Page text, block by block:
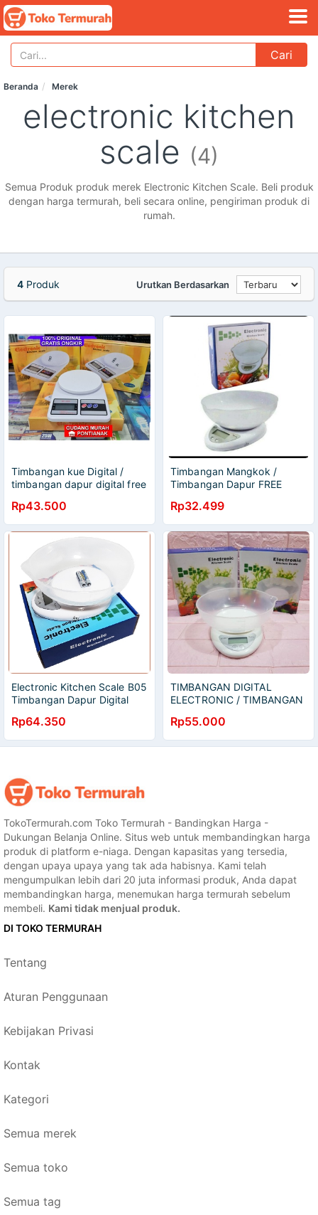
Cari
Beranda Merek
electronic kitchen
scale (4)
Semua Produk produk merek Electronic Kitchen Scale. Beli produk
dengan harga termurah, beli secara online, pengiriman produk di
rumah.
4 Produk Urutkan Berdasarkan
Timbangan kue Digital /
timbangan dapur digital free
Rp43.500
Timbangan Mangkok /
Timbangan Dapur FREE
Scale
Rp32.499
Electronic Kitchen Scale B05
Timbangan Dapur Digital
Rp64.350
TIMBANGAN DIGITAL
ELECTRONIC / TIMBANGAN
Rp55.000
TokoTermurah.com Toko Termurah - Bandingkan Harga -
Dukungan Belanja Online. Situs web untuk membandingkan harga
produk di platform e-niaga. Dengan kapasitas yang tersedia,
dengan upaya upaya yang tak ada habisnya. Kami telah
mengumpulkan lebih dari 20 juta informasi produk, Anda dapat
membandingkan harga, menemukan harga termurah sebelum
membeli. Kami tidak menjual produk.
DI TOKO TERMURAH
Tentang
Aturan Penggunaan
Kebijakan Privasi
Kontak
Kategori
Semua merek
Semua toko
Semua tag